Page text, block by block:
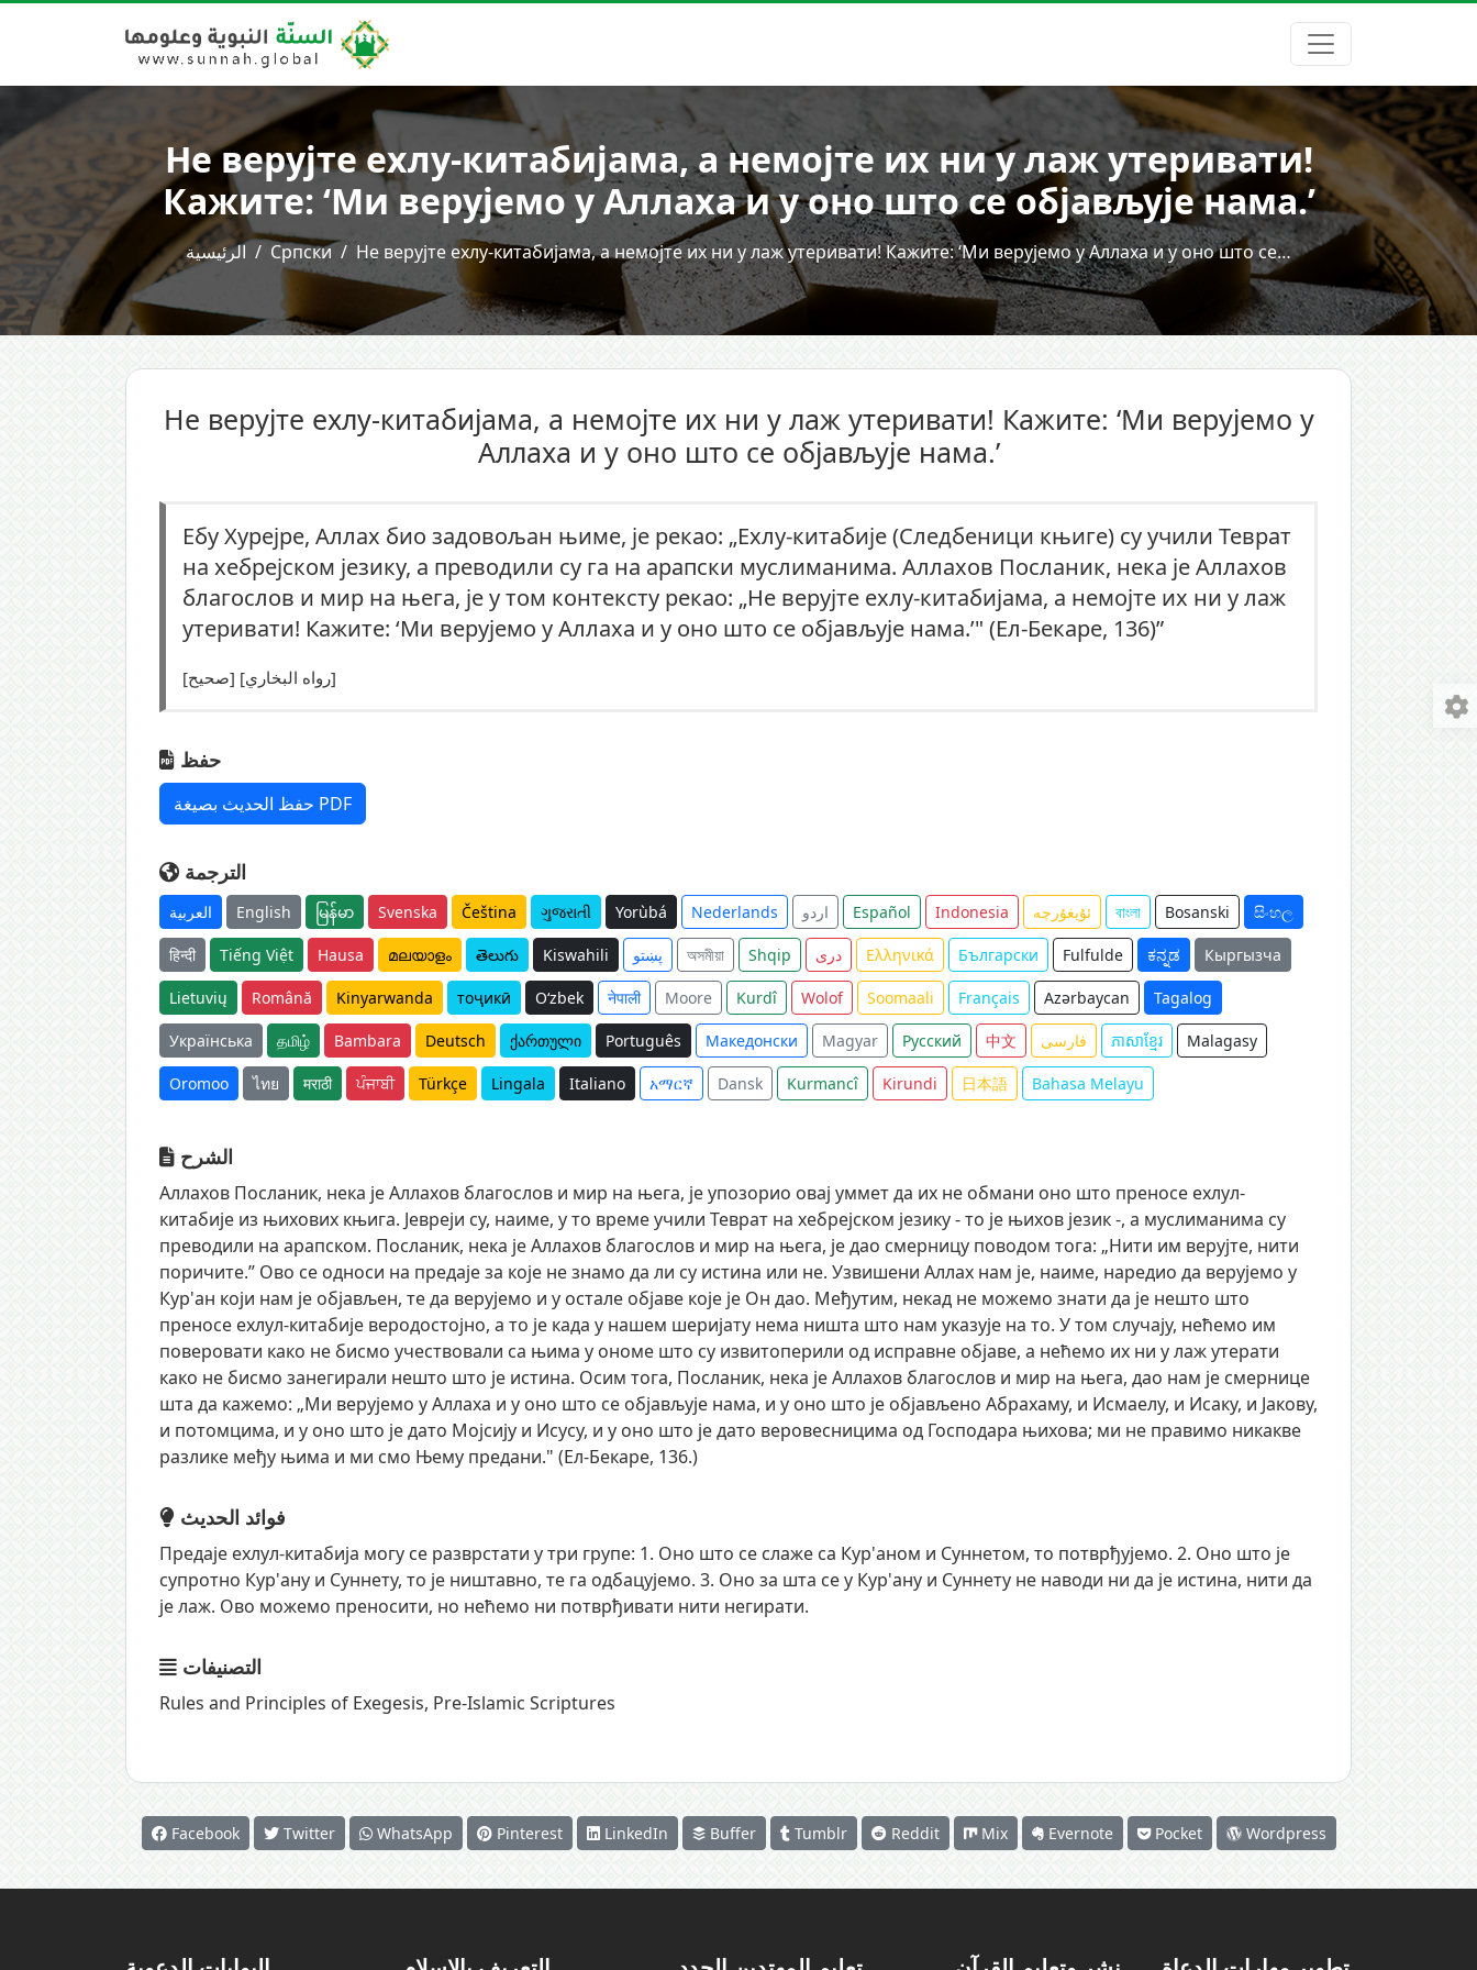
Не верујте ехлу-китабијама, а немојте их ни у лаж утеривати!
Кажите: ‘Ми верујемо у Аллаха и у оно што се објављује нама.’
الرئيسية Српски Не верујте ехлу-китабијама, а немојте их ни у лаж утеривати! Кажите: ‘Ми верујемо у Аллаха и у оно што се…
Не верујте ехлу-китабијама, а немојте их ни у лаж утеривати! Кажите: ‘Ми верујемо у
Аллаха и у оно што се објављује нама.’
Ебу Хурејре, Аллах био задовољан њиме, је рекао: „Ехлу-китабије (Следбеници књиге) су учили Теврат
на хебрејском језику, а преводили су га на арапски муслиманима. Аллахов Посланик, нека је Аллахов
благослов и мир на њега, је у том контексту рекао: „Не верујте ехлу-китабијама, а немојте их ни у лаж
утеривати! Кажите: ‘Ми верујемо у Аллаха и у оно што се објављује нама.’" (Ел-Бекаре, 136)”
[صحيح] [رواه البخاري]
حفظ
حفظ الحديث بصيغة PDF
الترجمة
العربية English မြန်မာ Svenska Čeština ગુજરાતી Yorùbá Nederlands اردو Español Indonesia ئۇيغۇرچە বাংলা Bosanski සිංහල
हिन्दी Tiếng Việt Hausa മലയാളം తెలుగు Kiswahili پښتو অসমীয়া Shqip دری Ελληνικά Български Fulfulde ಕನ್ನಡ Кыргызча
Lietuvių Română Kinyarwanda тоҷикӣ O‘zbek नेपाली Moore Kurdî Wolof Soomaali Français Azərbaycan Tagalog
Українська தமிழ் Bambara Deutsch ქართული Português Македонски Magyar Русский 中文 فارسی ភាសាខ្មែរ Malagasy
Oromoo ไทย मराठी ਪੰਜਾਬੀ Türkçe Lingala Italiano አማርኛ Dansk Kurmancî Kirundi 日本語 Bahasa Melayu
الشرح
Аллахов Посланик, нека је Аллахов благослов и мир на њега, је упозорио овај уммет да их не обмани оно што преносе ехлул-
китабије из њихових књига. Јевреји су, наиме, у то време учили Теврат на хебрејском језику - то је њихов језик -, а муслиманима су
преводили на арапском. Посланик, нека је Аллахов благослов и мир на њега, је дао смерницу поводом тога: „Нити им верујте, нити
поричите.” Ово се односи на предаје за које не знамо да ли су истина или не. Узвишени Аллах нам је, наиме, наредио да верујемо у
Кур'ан који нам је објављен, те да верујемо и у остале објаве које је Он дао. Међутим, некад не можемо знати да је нешто што
преносе ехлул-китабије веродостојно, а то је када у нашем шеријату нема ништа што нам указује на то. У том случају, нећемо им
поверовати како не бисмо учествовали са њима у ономе што су извитоперили од исправне објаве, а нећемо их ни у лаж утерати
како не бисмо занегирали нешто што је истина. Осим тога, Посланик, нека је Аллахов благослов и мир на њега, дао нам је смернице
шта да кажемо: „Ми верујемо у Аллаха и у оно што се објављује нама, и у оно што је објављено Абрахаму, и Исмаелу, и Исаку, и Јакову,
и потомцима, и у оно што је дато Мојсију и Исусу, и у оно што је дато веровесницима од Господара њихова; ми не правимо никакве
разлике међу њима и ми смо Њему предани." (Ел-Бекаре, 136.)
فوائد الحديث
Предаје ехлул-китабија могу се разврстати у три групе: 1. Оно што се слаже са Кур'аном и Суннетом, то потврђујемо. 2. Оно што је
супротно Кур'ану и Суннету, то је ништавно, те га одбацујемо. 3. Оно за шта се у Кур'ану и Суннету не наводи ни да је истина, нити да
је лаж. Ово можемо преносити, но нећемо ни потврђивати нити негирати.
التصنيفات
Rules and Principles of Exegesis, Pre-Islamic Scriptures
Facebook Twitter WhatsApp Pinterest LinkedIn Buffer Tumblr Reddit Mix Evernote Pocket Wordpress